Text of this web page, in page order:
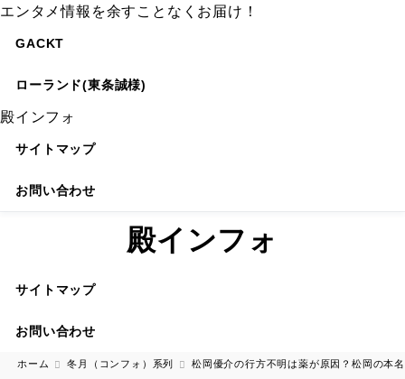
エンタメ情報を余すことなくお届け！
GACKT
ローランド(東条誠様)
殿インフォ
サイトマップ
お問い合わせ
殿インフォ
サイトマップ
お問い合わせ
ホーム 冬月（コンフォ）系列 松岡優介の行方不明は薬が原因？松岡の本